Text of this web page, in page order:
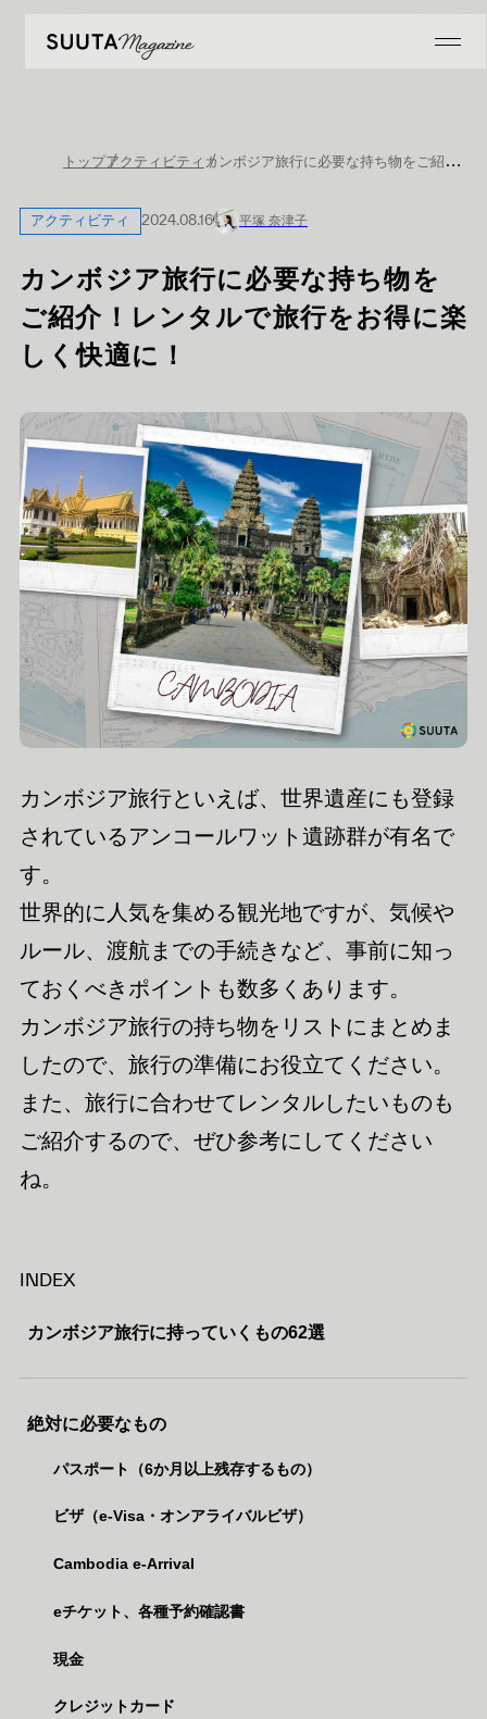
トップアクティビティ カンボジア旅行に必要な持ち物をご紹介！レンタルで旅行をお得に楽しく快適に！
アクティビティ 2024.08.16 平塚 奈津子
カンボジア旅行に必要な持ち物を
ご紹介！レンタルで旅行をお得に楽
しく快適に！
カンボジア旅行といえば、世界遺産にも登録
されているアンコールワット遺跡群が有名で
す。
世界的に人気を集める観光地ですが、気候や
ルール、渡航までの手続きなど、事前に知っ
ておくべきポイントも数多くあります。
カンボジア旅行の持ち物をリストにまとめま
したので、旅行の準備にお役立てください。
また、旅行に合わせてレンタルしたいものも
ご紹介するので、ぜひ参考にしてください
ね。
INDEX
カンボジア旅行に持っていくもの62選
絶対に必要なもの
パスポート（6か月以上残存するもの）
ビザ（e-Visa・オンアライバルビザ）
Cambodia e-Arrival
eチケット、各種予約確認書
現金
クレジットカード